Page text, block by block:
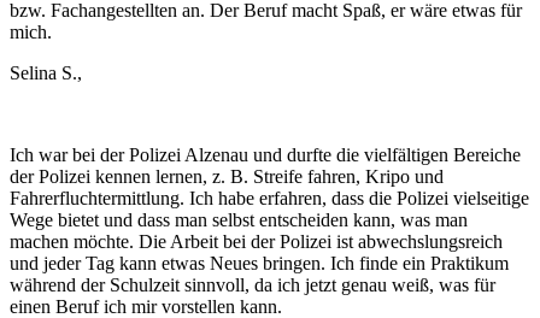
bzw. Fachangestellten an. Der Beruf macht Spaß, er wäre etwas für
mich.
Selina S.,
Ich war bei der Polizei Alzenau und durfte die vielfältigen Bereiche
der Polizei kennen lernen, z. B. Streife fahren, Kripo und
Fahrerfluchtermittlung. Ich habe erfahren, dass die Polizei vielseitige
Wege bietet und dass man selbst entscheiden kann, was man
machen möchte. Die Arbeit bei der Polizei ist abwechslungsreich
und jeder Tag kann etwas Neues bringen. Ich finde ein Praktikum
während der Schulzeit sinnvoll, da ich jetzt genau weiß, was für
einen Beruf ich mir vorstellen kann.